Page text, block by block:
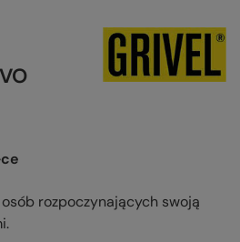
rozpoczynających swoją